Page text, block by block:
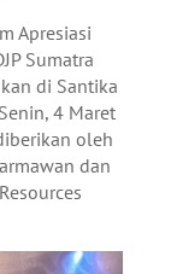
Apresiasi
Sumatra
di Santika
4 Maret
oleh
dan